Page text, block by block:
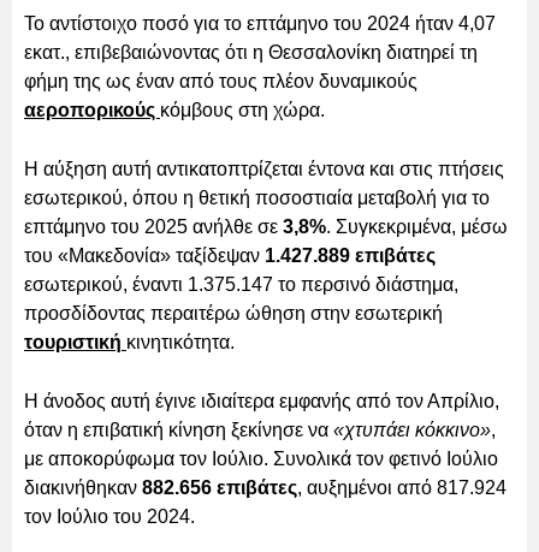
Το αντίστοιχο ποσό για το επτάμηνο του 2024 ήταν 4,07
εκατ., επιβεβαιώνοντας ότι η Θεσσαλονίκη διατηρεί τη
φήμη της ως έναν από τους πλέον δυναμικούς
αεροπορικούς κόμβους στη χώρα.
Η αύξηση αυτή αντικατοπτρίζεται έντονα και στις πτήσεις
εσωτερικού, όπου η θετική ποσοστιαία μεταβολή για το
επτάμηνο του 2025 ανήλθε σε 3,8%. Συγκεκριμένα, μέσω
του «Μακεδονία» ταξίδεψαν 1.427.889 επιβάτες
εσωτερικού, έναντι 1.375.147 το περσινό διάστημα,
προσδίδοντας περαιτέρω ώθηση στην εσωτερική
τουριστική κινητικότητα.
Η άνοδος αυτή έγινε ιδιαίτερα εμφανής από τον Απρίλιο,
όταν η επιβατική κίνηση ξεκίνησε να «χτυπάει κόκκινο»,
με αποκορύφωμα τον Ιούλιο. Συνολικά τον φετινό Ιούλιο
διακινήθηκαν 882.656 επιβάτες, αυξημένοι από 817.924
τον Ιούλιο του 2024.